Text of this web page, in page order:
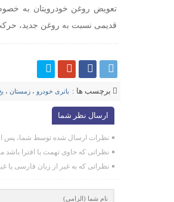
تعویض روغن خودرویتان به
قدیمی نسبت به روغن جدید،
برچسب ها : باتری خودرو ، زمستان ،
ارسال نظر شما
نظرات ارسال شده توسط شما، پس
نظراتی که حاوی تهمت یا افترا باشد
نظراتی که به غیر از زبان فارسی یا